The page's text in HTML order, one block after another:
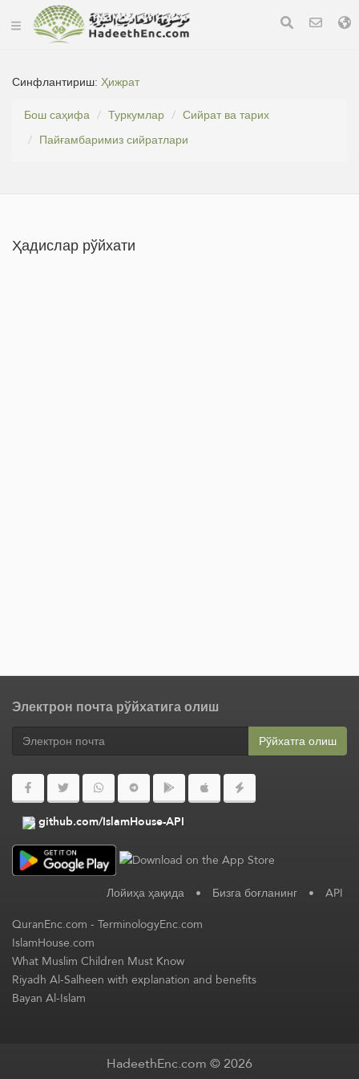
Синфлантириш:Ҳижрат
Бош саҳифа
Туркумлар
Сийрат ва тарих
Пайғамбаримиз сийратлари
Ҳадислар рўйхати
Электрон почта рўйхатига олиш
Рўйхатга олиш
github.com/IslamHouse-API
Лойиҳа ҳақида • Бизга боғланинг • API
QuranEnc.com-TerminologyEnc.com
IslamHouse.com
What Muslim Children Must Know
Riyadh Al-Salheen with explanation and benefits
Bayan Al-Islam
HadeethEnc.com © 2026